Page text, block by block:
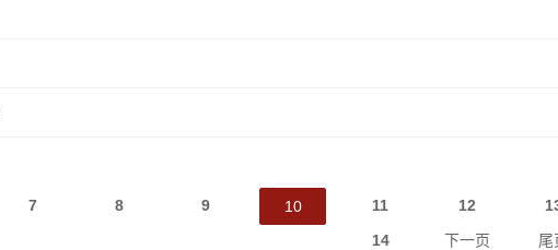
7 8 9 10 11 12
14
下一页 尾